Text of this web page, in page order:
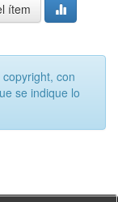
ítem
con
se indique lo